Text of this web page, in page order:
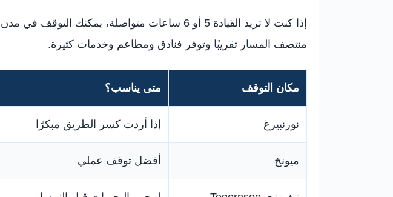
إذا كنت لا تريد القيادة 5 أو 6 ساعات متواصلة،
منتصف المسار تقريبًا وتوفر فنادق ومطاعم وخدمات كثيرة.
مكان التوقف متى يناسب؟
نورنبيرغ إذا أردت كسر الطريق مبكرًا
ميونخ أفضل توقف عملي